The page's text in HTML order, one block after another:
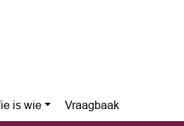
is wie Vraagbaak